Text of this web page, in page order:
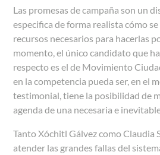
Las promesas de campaña son un
especifica de forma realista cómo
recursos necesarios para hacerlas
momento, el único candidato que
respecto es el de Movimiento
en la competencia pueda ser, en el
testimonial, tiene la posibilidad de
agenda de una necesaria e
Tanto Xóchitl Gálvez como Claudia
atender las grandes fallas del